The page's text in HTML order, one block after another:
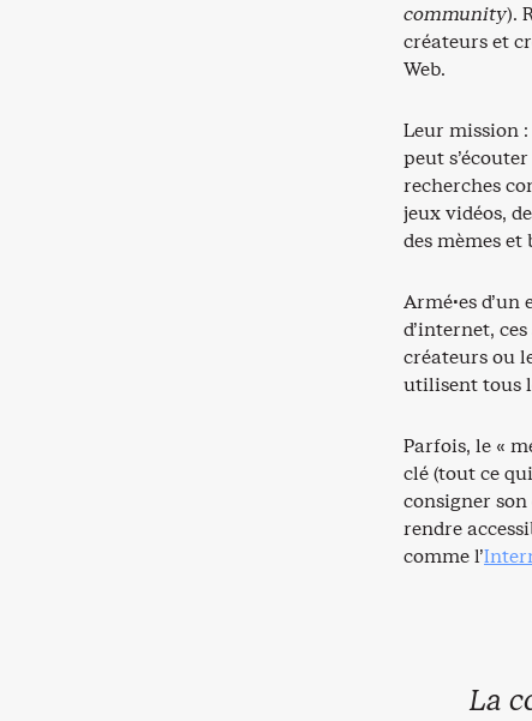
community).
créateurs et
Web.
Leur mission
peut
recherches
jeux vidéos,
des mèmes et
Armé·es
d’internet,
créateurs ou
utilisent tous
Parfois, le «
clé (tout ce
consigner son
rendre
comme l’
La